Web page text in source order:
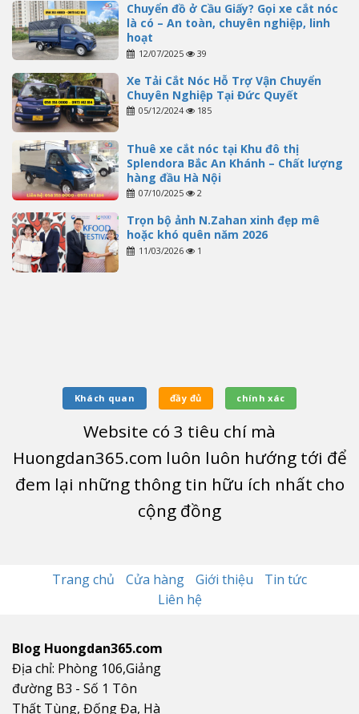
Chuyển đồ ở Cầu Giấy? Gọi xe cắt nóc
là có – An toàn, chuyên nghiệp, linh
hoạt
12/07/2025 39
Xe Tải Cắt Nóc Hỗ Trợ Vận Chuyển
Chuyên Nghiệp Tại Đức Quyết
05/12/2024 185
Thuê xe cắt nóc tại Khu đô thị
Splendora Bắc An Khánh – Chất lượng
hàng đầu Hà Nội
07/10/2025 2
Trọn bộ ảnh N.Zahan xinh đẹp mê
hoặc khó quên năm 2026
11/03/2026 1
Khách quan đầy đủ chính xác
Website có 3 tiêu chí mà
Huongdan365.com luôn luôn hướng tới để
đem lại những thông tin hữu ích nhất cho
cộng đồng
Trang chủ Cửa hàng Giới thiệu
Tin tức
Liên hệ
Blog Huongdan365.com
Địa chỉ: Phòng 106,Giảng
đường B3 - Số 1 Tôn
Thất Tùng, Đống Đa, Hà